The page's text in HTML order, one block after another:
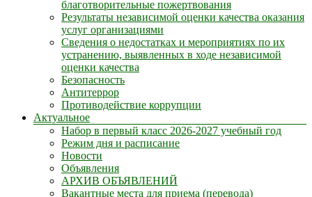
благотворительные пожертвования
Результаты независимой оценки качества оказания
услуг организациями
Сведения о недостатках и мероприятиях по их
устранению, выявленных в ходе независимой
оценки качества
Безопасность
Антитеррор
Противодействие коррупции
Актуальное
Набор в первый класс 2026-2027 учебный год
Режим дня и расписание
Новости
Объявления
АРХИВ ОБЪЯВЛЕНИЙ
Вакантные места для приема (перевода)